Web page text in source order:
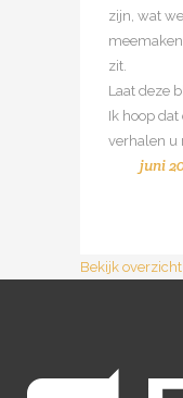
zijn, wat
zit.
Laat deze
Ik hoop
verhalen u
juni
Bekijk overzicht